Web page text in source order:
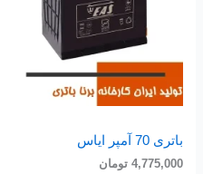
باتری 70 آمپر ایاس
4,775,000 تومان